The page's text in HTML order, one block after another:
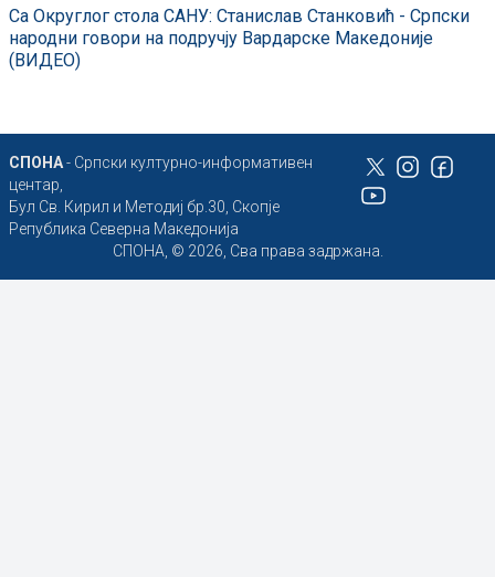
Са Округлог стола САНУ: Станислав Станковић - Српски
народни говори на подручју Вардарске Македоније
(ВИДЕО)
СПОНА- Српски културно-информативен
центар,
Бул Св. Кирил и Методиј бр.30, Скопје
Република Северна Македонија
СПОНА, © 2026, Сва права задржана.